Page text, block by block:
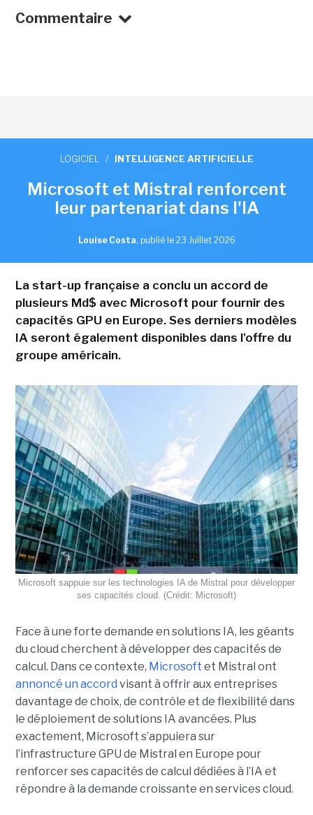
Commentaire
LOGICIEL / INTELLIGENCE ARTIFICIELLE
Microsoft et Mistral renforcent
leur partenariat dans l'IA
Louise Costa, publié le 23 Juillet 2026
La start-up française a conclu un accord de
plusieurs Md$ avec Microsoft pour fournir des
capacités GPU en Europe. Ses derniers modèles
IA seront également disponibles dans l'offre du
groupe américain.
Microsoft sappuie sur les technologies IA de Mistral pour développer
ses capacités cloud. (Crédit: Microsoft)
Face à une forte demande en solutions IA, les géants
du cloud cherchent à développer des capacités de
calcul. Dans ce contexte, Microsoft et Mistral ont
annoncé un accord visant à offrir aux entreprises
davantage de choix, de contrôle et de flexibilité dans
le déploiement de solutions IA avancées. Plus
exactement, Microsoft s’appuiera sur
l’infrastructure GPU de Mistral en Europe pour
renforcer ses capacités de calcul dédiées à l’IA et
répondre à la demande croissante en services cloud.